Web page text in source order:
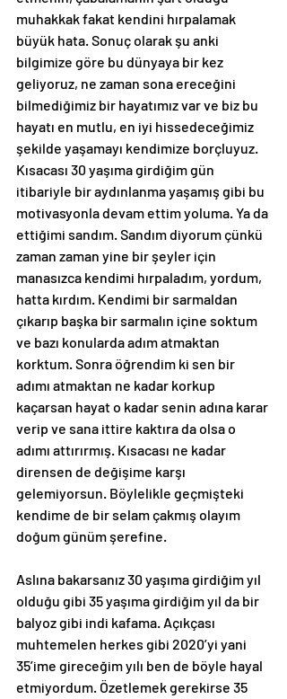
muhakkak fakat kendini hırpalamak
büyük hata. Sonuç olarak şu anki
bilgimize göre bu dünyaya bir kez
geliyoruz, ne zaman sona ereceğini
bilmediğimiz bir hayatımız var ve biz bu
hayatı en mutlu, en iyi hissedeceğimiz
şekilde yaşamayı kendimize borçluyuz.
Kısacası 30 yaşıma girdiğim gün
itibariyle bir aydınlanma yaşamış gibi bu
motivasyonla devam ettim yoluma. Ya da
ettiğimi sandım. Sandım diyorum çünkü
zaman zaman yine bir şeyler için
manasızca kendimi hırpaladım, yordum,
hatta kırdım. Kendimi bir sarmaldan
çıkarıp başka bir sarmalın içine soktum
ve bazı konularda adım atmaktan
korktum. Sonra öğrendim ki sen bir
adımı atmaktan ne kadar korkup
kaçarsan hayat o kadar senin adına karar
verip ve sana ittire kaktıra da olsa o
adımı attırırmış. Kısacası ne kadar
dirensen de değişime karşı
gelemiyorsun. Böylelikle geçmişteki
kendime de bir selam çakmış olayım
doğum günüm şerefine.
Aslına bakarsanız 30 yaşıma girdiğim yıl
olduğu gibi 35 yaşıma girdiğim yıl da bir
balyoz gibi indi kafama. Açıkçası
muhtemelen herkes gibi 2020’yi yani
35’ime gireceğim yılı ben de böyle hayal
etmiyordum. Özetlemek gerekirse 35